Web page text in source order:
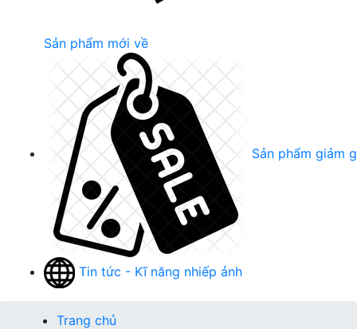
Sản phẩm mới về
Sản phẩm giảm
Tin tức - Kĩ năng nhiếp ảnh
Trang chủ